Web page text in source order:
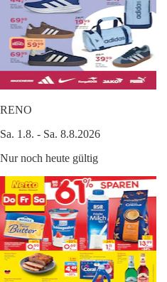
RENO
Sa. 1.8. - Sa. 8.8.2026
Nur noch heute gültig